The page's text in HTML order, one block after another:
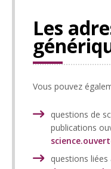
Les
Vous pouvez
questions de
publications
questions liées